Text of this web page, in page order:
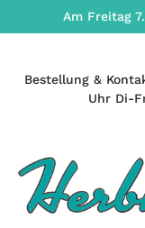
Am Freitag
Bestellung &
Uhr Di-